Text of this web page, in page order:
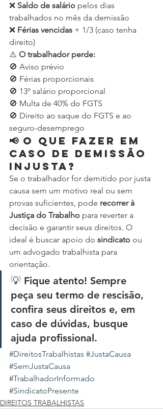
❌ Saldo de salário pelos dias
trabalhados no mês da demissão
❌ Férias vencidas + 1/3 (caso tenha
direito)
⚠️ O trabalhador perde:
🚫 Aviso prévio
🚫 Férias proporcionais
🚫 13º salário proporcional
🚫 Multa de 40% do FGTS
🚫 Direito ao saque do FGTS e ao
seguro-desemprego
📢 O que fazer em
caso de demissão
injusta?
Se o trabalhador for demitido por justa
causa sem um motivo real ou sem
provas suficientes, pode recorrer à
Justiça do Trabalho para reverter a
decisão e garantir seus direitos. O
ideal é buscar apoio do sindicato ou
um advogado trabalhista para
orientação.
💡 Fique atento! Sempre
peça seu termo de rescisão,
confira seus direitos e, em
caso de dúvidas, busque
ajuda profissional.
#DireitosTrabalhistas #JustaCausa
#SemJustaCausa
#TrabalhadorInformado
#SindicatoPresente
DIREITOS TRABALHISTAS